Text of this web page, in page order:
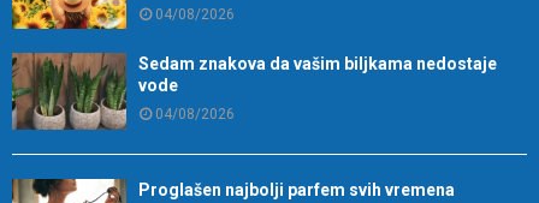
04/08/2026
Sedam znakova da vašim biljkama nedostaje
vode
04/08/2026
Proglašen najbolji parfem svih vremena